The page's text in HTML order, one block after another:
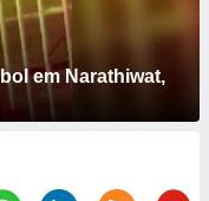
em Narathiwat,